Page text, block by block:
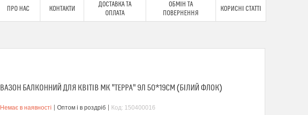
ПРО НАС КОНТАКТИ
ДОСТАВКА ТА
ОПЛАТА
ОБМІН ТА
ПОВЕРНЕННЯ
КОРИСНІ СТАТТІ
ВАЗОН БАЛКОННИЙ ДЛЯ КВІТІВ МК "ТЕРРА" 9Л 50*19СМ (БІЛИЙ ФЛОК)
Немає в наявності Оптом і в роздріб Код: 150400016